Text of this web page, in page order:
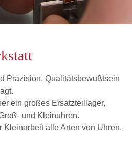
Präzision, Qualitätsbewußtsein
ein großes Ersatzteillager,
und Kleinuhren.
Kleinarbeit alle Arten von Uhren.